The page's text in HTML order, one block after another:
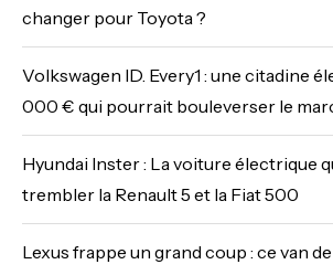
changer pour Toyota ?
Volkswagen ID. Every1 : une citadine
000 € qui pourrait bouleverser le
Hyundai Inster : La voiture électrique
trembler la Renault 5 et la Fiat 500
Lexus frappe un grand coup : ce van